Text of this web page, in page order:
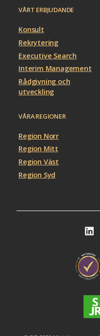
VÅRT ERBJUDANDE
Konsult
Rekrytering
Executive Search
Interim Management
Rådgivning och
utveckling
VÅRA REGIONER
Region Norr
Region Mitt
Region Väst
Region Syd